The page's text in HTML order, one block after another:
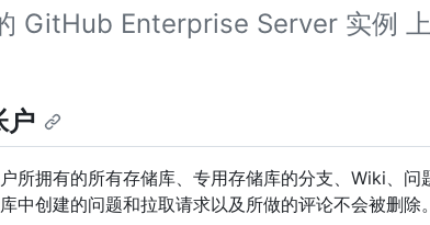
GitHub Enterprise Server 实例 上
户
所拥有的所有存储库、专用存储库的分支、Wiki、问
中创建的问题和拉取请求以及所做的评论不会被删除。